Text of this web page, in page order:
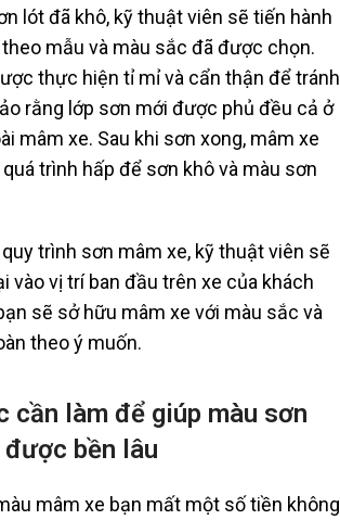
lót đã khô, kỹ thuật viên sẽ tiến hành
mẫu và màu sắc đã được chọn.
thực hiện tỉ mỉ và cẩn thận để tránh
rằng lớp sơn mới được phủ đều cả ở
mâm xe. Sau khi sơn xong, mâm xe
trình hấp để sơn khô và màu sơn
trình sơn mâm xe, kỹ thuật viên sẽ
vào vị trí ban đầu trên xe của khách
sẽ sở hữu mâm xe với màu sắc và
theo ý muốn.
cần làm để giúp màu sơn
bền lâu
mâm xe bạn mất một số tiền không